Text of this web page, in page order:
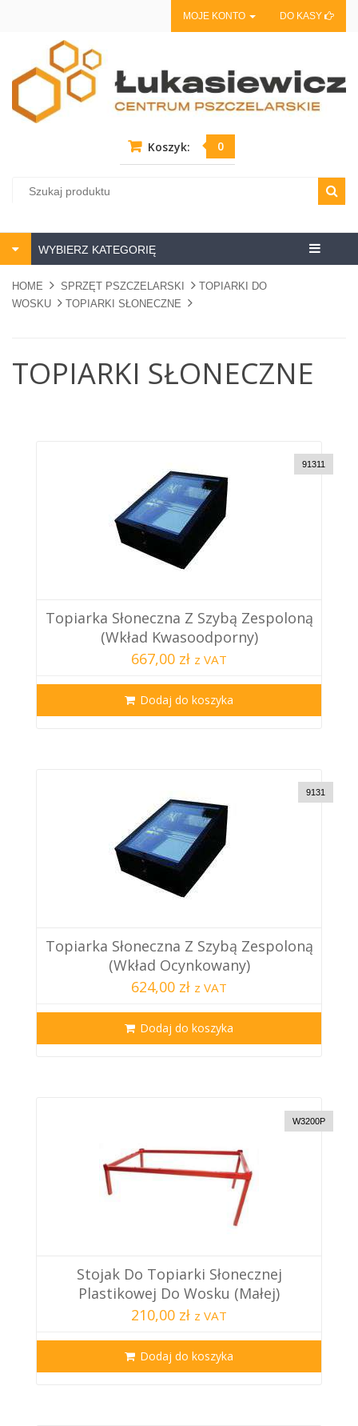
MOJE KONTO DO KASY
Koszyk: 0
Centrum
WYBIERZ KATEGORIĘ
HOME SPRZĘT PSZCZELARSKI
TOPIARKI DO
WOSKU
TOPIARKI SŁONECZNE
TOPIARKI SŁONECZNE
91311
Topiarka Słoneczna Z Szybą Zespoloną
(Wkład Kwasoodporny)
667,00 zł z VAT
Dodaj do koszyka
9131
Topiarka Słoneczna Z Szybą Zespoloną
(Wkład Ocynkowany)
624,00 zł z VAT
Dodaj do koszyka
W3200P
Stojak Do Topiarki Słonecznej
Plastikowej Do Wosku (małej)
210,00 zł z VAT
Dodaj do koszyka